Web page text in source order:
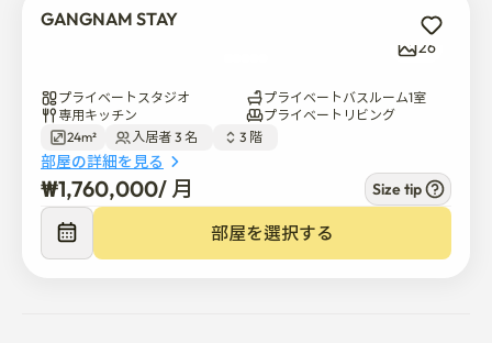
📍立地条件抜群
• 江南、蚕室、COEX、聖水に簡単にアクセスできます
• 3号線、水仁盆唐線、SRT高速列車との接続が便利です
🛏フル装備プライベートスタジオ
• クイーンサイズベッド
• ソフトプレミアム抗菌モダール寝具
• コージーソファ
GANGNAM STAY
26
プライベートスタジオ
プライベートバスルーム1室
専用キッチン
プライベートリビング
24m²
入居者 3 名 3 階
部屋の詳細を見る
₩1,760,000/ 月 Size tip
部屋を選択する